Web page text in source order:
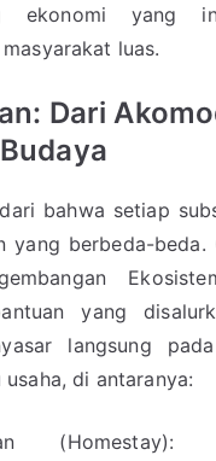
ekonomi yang
luas.
Dari
bahwa setiap
yang berbeda-beda.
yang
langsung
di antaranya:
(Homestay):